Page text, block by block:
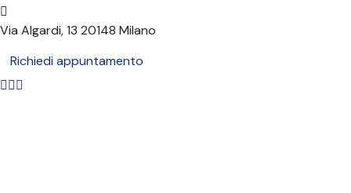
Via Algardi, 13 20148 Milano
Richiedi appuntamento